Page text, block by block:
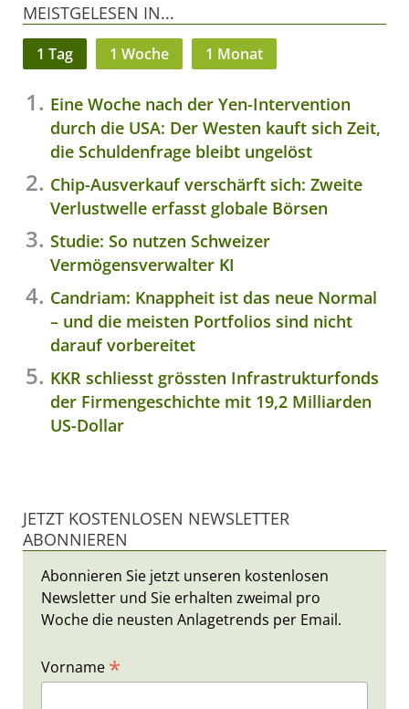
MEISTGELESEN IN...
1 Tag 1 Woche 1 Monat
Eine Woche nach der Yen-Intervention
durch die USA: Der Westen kauft sich Zeit,
die Schuldenfrage bleibt ungelöst
Chip-Ausverkauf verschärft sich: Zweite
Verlustwelle erfasst globale Börsen
Studie: So nutzen Schweizer
Vermögensverwalter KI
Candriam: Knappheit ist das neue Normal
– und die meisten Portfolios sind nicht
darauf vorbereitet
KKR schliesst grössten Infrastrukturfonds
der Firmengeschichte mit 19,2 Milliarden
US-Dollar
JETZT KOSTENLOSEN NEWSLETTER
ABONNIEREN
Abonnieren Sie jetzt unseren kostenlosen
Newsletter und Sie erhalten zweimal pro
Woche die neusten Anlagetrends per Email.
Vorname *